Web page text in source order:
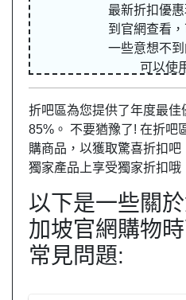
最新折扣優
到官網查看
一些意想不
可以使
折吧區為您提供了年度最佳
85%。 不要猶豫了! 在折吧
購商品，以獲取驚喜折扣
獨家產品上享受獨家折扣哦
以下是一些關
加坡官網購物
常見問題: